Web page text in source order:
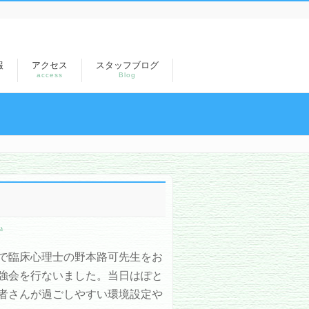
アクセス
access
スタッフブログ
Blog
臨床心理士の野本路可先生をお
会を行ないました。当日はぽと
さんが過ごしやすい環境設定や